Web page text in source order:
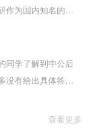
作为国内知名的考
同学了解到中公后
没有给出具体答
查看更多